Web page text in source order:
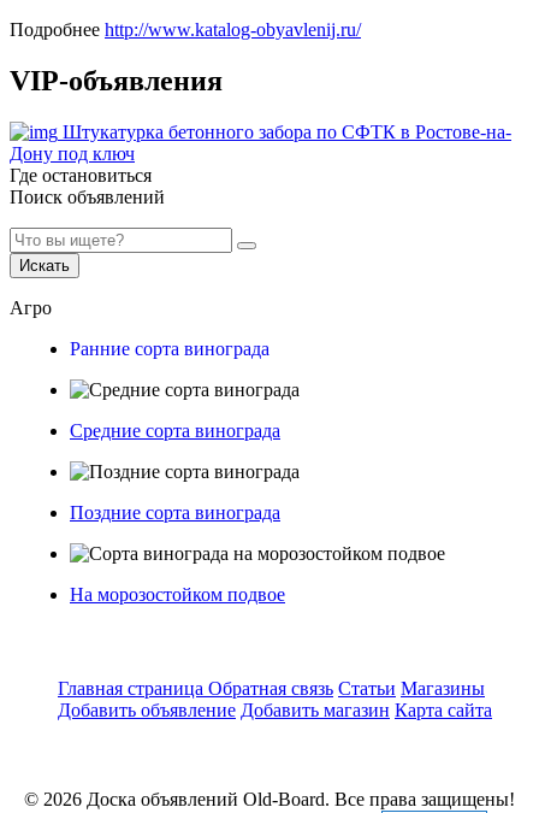
Подробнее http://www.katalog-obyavlenij.ru/
VIP-объявления
Штукатурка бетонного забора по СФТК в Ростове-на-
Дону под ключ
Где остановиться
Поиск объявлений
Искать
Агро
Ранние сорта винограда
Средние сорта винограда
Поздние сорта винограда
На морозостойком подвое
Главная страница Обратная связь Статьи Магазины
Добавить объявление Добавить магазин Карта сайта
© 2026 Доска объявлений Old-Board. Все права защищены!